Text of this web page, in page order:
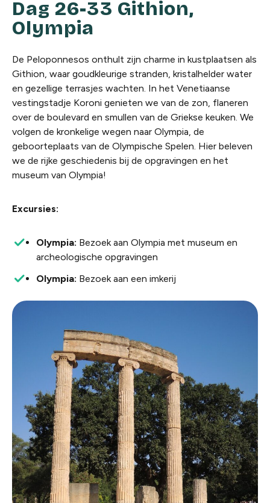
Dag 26-33 Githion,
Olympia
De Peloponnesos onthult zijn charme in kustplaatsen als
Githion, waar goudkleurige stranden, kristalhelder water
en gezellige terrasjes wachten. In het Venetiaanse
vestingstadje Koroni genieten we van de zon, flaneren
over de boulevard en smullen van de Griekse keuken. We
volgen de kronkelige wegen naar Olympia, de
geboorteplaats van de Olympische Spelen. Hier beleven
we de rijke geschiedenis bij de opgravingen en het
museum van Olympia!
Excursies:
Olympia: Bezoek aan Olympia met museum en
archeologische opgravingen
Olympia: Bezoek aan een imkerij